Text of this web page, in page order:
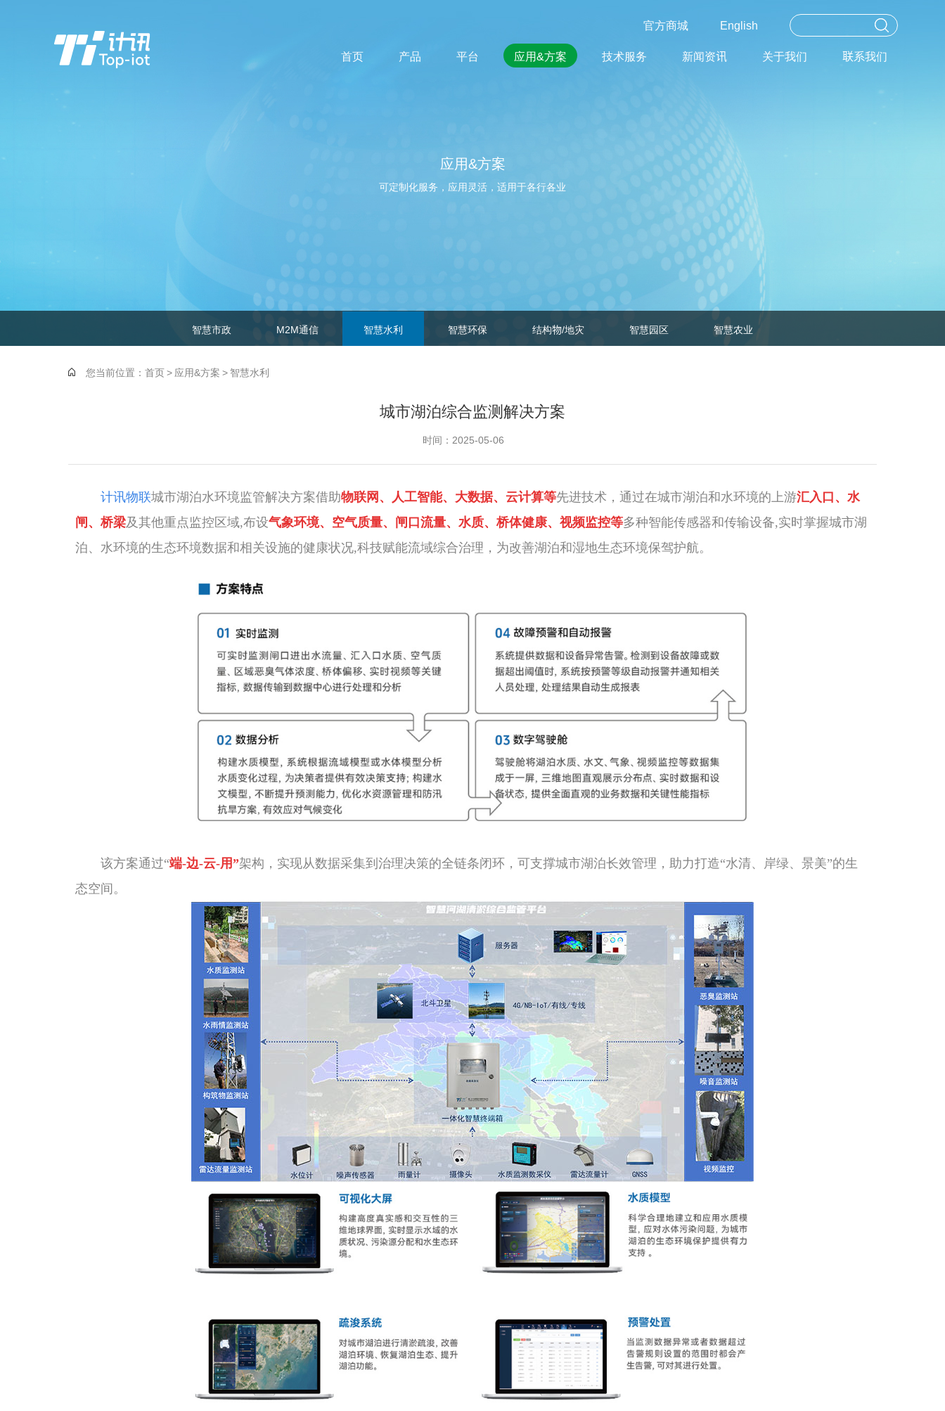
English
官方商城
首页
产品 平台 应用&方案 技术服务 新闻资讯 关于我们 联系我们
应用&方案
可定制化服务，应用灵活，适用于各行各业
智慧市政 M2M通信 智慧水利 智慧环保 结构物/地灾 智慧园区 智慧农业
您当前位置： 首页> 应用&方案 > 智慧水利
城市湖泊综合监测解决方案
时间：2025-05-06
计讯物联城市湖泊水环境监管解决方案借助物联网、人工智能、大数据、云计算等先进技术，通过在城市湖泊和水环境的上游汇入口、水
闸、桥梁及其他重点监控区域,布设气象环境、空气质量、闸口流量、水质、桥体健康、视频监控等多种智能传感器和传输设备,实时掌握城市湖
泊、水环境的生态环境数据和相关设施的健康状况,科技赋能流域综合治理，为改善湖泊和湿地生态环境保驾护航。
该方案通过“端-边-云-用”架构，实现从数据采集到治理决策的全链条闭环，可支撑城市湖泊长效管理，助力打造“水清、岸绿、景美”的生
态空间。